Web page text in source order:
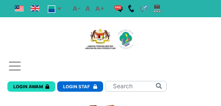
A- A A+
LOGIN AWAM LOGIN STAF